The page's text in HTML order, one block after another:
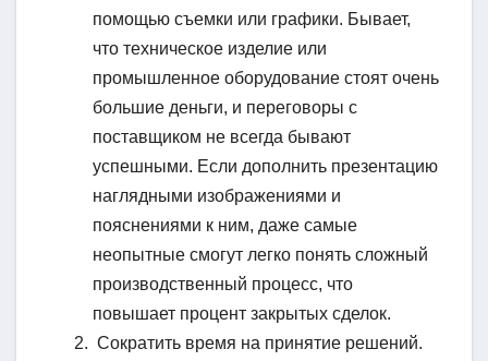
помощью съемки или графики. Бывает,
что техническое изделие или
промышленное оборудование стоят очень
большие деньги, и переговоры с
поставщиком не всегда бывают
успешными. Если дополнить презентацию
наглядными изображениями и
пояснениями к ним, даже самые
неопытные смогут легко понять сложный
производственный процесс, что
повышает процент закрытых сделок.
Сократить время на принятие решений.